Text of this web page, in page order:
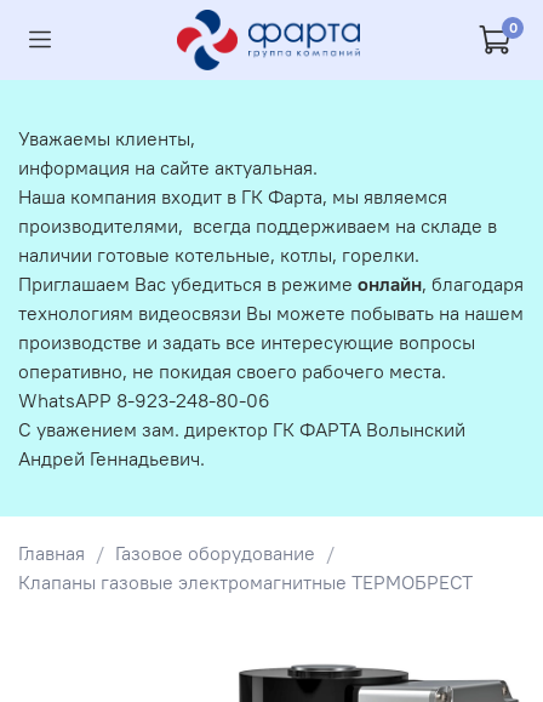
0
Главная
Газовое оборудование
Клапаны газовые электромагнитные ТЕРМОБРЕСТ
Уважаемы клиенты,
информация на сайте актуальная.
Наша компания входит в ГК Фарта, мы являемся
производителями, всегда поддерживаем на складе в
наличии готовые котельные, котлы, горелки.
Приглашаем Вас убедиться в режиме онлайн, благодаря
технологиям видеосвязи Вы можете побывать на нашем
производстве и задать все интересующие вопросы
оперативно, не покидая своего рабочего места.
WhatsAPP 8-923-248-80-06
С уважением зам. директор ГК ФАРТА Волынский
Андрей Геннадьевич.